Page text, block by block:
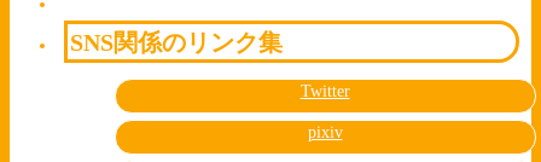
SNS関係のリンク集
Twitter
pixiv